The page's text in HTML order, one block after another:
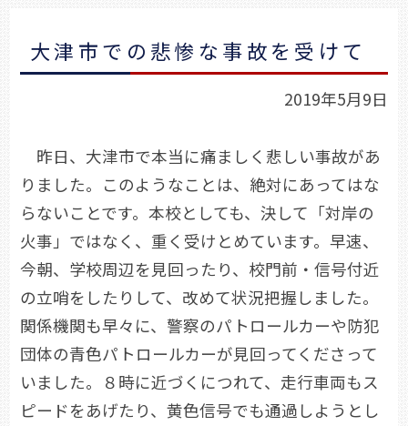
大津市での悲惨な事故を受けて
2019年5月9日
昨日、大津市で本当に痛ましく悲しい事故があ
りました。このようなことは、絶対にあってはな
らないことです。本校としても、決して「対岸の
火事」ではなく、重く受けとめています。早速、
今朝、学校周辺を見回ったり、校門前・信号付近
の立哨をしたりして、改めて状況把握しました。
関係機関も早々に、警察のパトロールカーや防犯
団体の青色パトロールカーが見回ってくださって
いました。８時に近づくにつれて、走行車両もス
ピードをあげたり、黄色信号でも通過しようとし